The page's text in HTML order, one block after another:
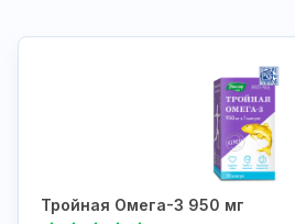
Тройная Омега-3 950 мг